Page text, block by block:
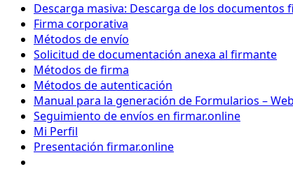
Descarga masiva: Descarga de los
Firma corporativa
Métodos de envío
Solicitud de documentación anexa al firmante
Métodos de firma
Métodos de autenticación
Manual para la generación de Formularios –
Seguimiento de envíos en firmar.online
Mi Perfil
Presentación firmar.online